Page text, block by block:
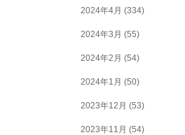
2024年4月 (334)
2024年3月 (55)
2024年2月 (54)
2024年1月 (50)
2023年12月 (53)
2023年11月 (54)